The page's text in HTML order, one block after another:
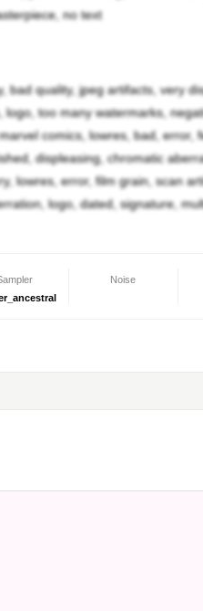
旅をしていたが、目前の国で
成功。東の隠れ里に向かう途
で時空の歪みに巻き込まれ
バレリアに助けられた事に
っと世間知らずですが、と
no text
bad quality, jpeg artifacts, very
too many watermarks,
comics, lowres, bad, error,
displeasing, chromatic
lowres, error, film grain, scan
logo, dated, signature,
Noise